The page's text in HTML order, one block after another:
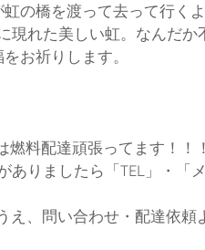
の橋を渡って去って行く
現れた美しい虹。なんだ
お祈りします。
燃料配達頑張ってます！！
ありましたら「TEL」・「
え、問い合わせ・配達依